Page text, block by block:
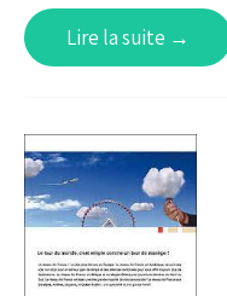
Lire la suite →